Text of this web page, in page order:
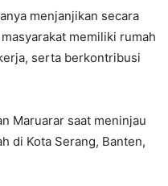
menjanjikan secara
memiliki rumah
serta berkontribusi
Maruarar saat meninjau
di Kota Serang, Banten,